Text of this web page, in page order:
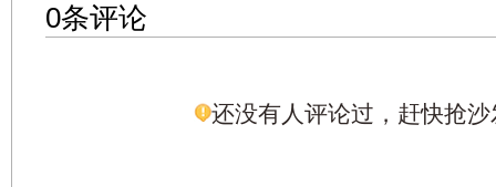
0条评论
还没有人评论过，赶快抢沙